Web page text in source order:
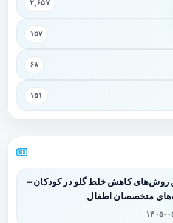
۲,۶۵۷
۱۵۷
۶۸
۱۵۱
روش‌های کاهش خلط گلو در کودکان –
متخصصان اطفال
۰۵-۱۷